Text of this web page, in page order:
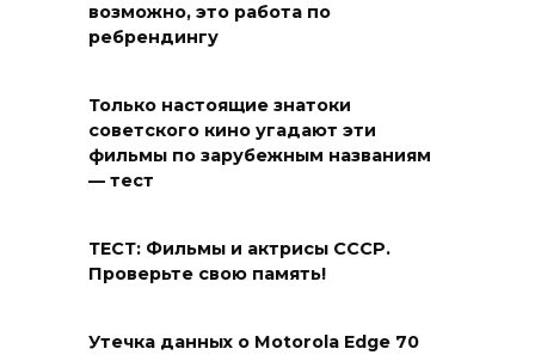
возможно, это работа по
ребрендингу
Только настоящие знатоки
советского кино угадают эти
фильмы по зарубежным названиям
— тест
ТЕСТ: Фильмы и актрисы СССР.
Проверьте свою память!
Утечка данных о Motorola Edge 70